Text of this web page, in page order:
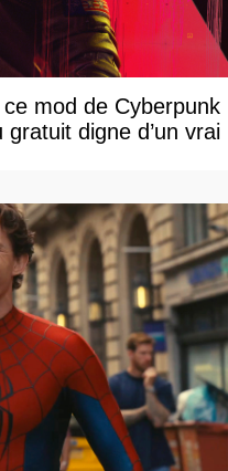
mod de Cyberpunk
digne d’un vrai